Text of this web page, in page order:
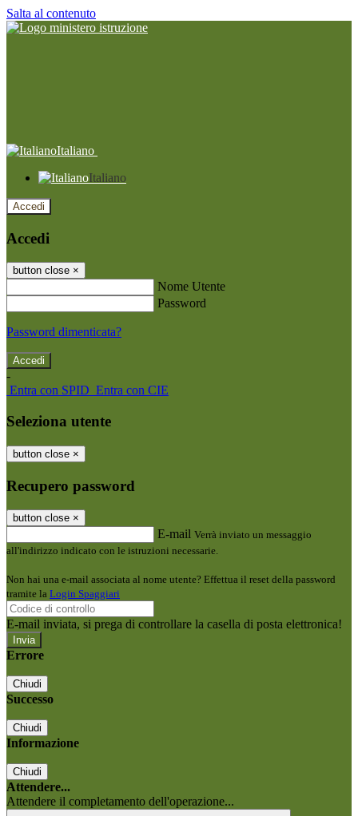
Salta al contenuto
Italiano
Italiano
Accedi
Accedi
button close ×
Nome Utente
Password
Password dimenticata?
-
Entra con SPID Entra con CIE
Seleziona utente
button close ×
Recupero password
button close ×
E-mail Verrà inviato un messaggio
all'indirizzo indicato con le istruzioni necessarie.
Non hai una e-mail associata al nome utente? Effettua il reset della password
tramite la Login Spaggiari
E-mail inviata, si prega di controllare la casella di posta elettronica!
Errore
Chiudi
Successo
Chiudi
Informazione
Chiudi
Attendere...
Attendere il completamento dell'operazione...